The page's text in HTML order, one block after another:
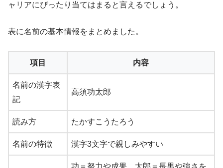
ャリアにぴったり当てはまると言えるでしょう。
表に名前の基本情報をまとめました。
項目 内容
名前の漢字表
記
高須功太郎
読み方 たかすこうたろう
名前の特徴 漢字3文字で親しみやすい
功＝努力や成果、太郎＝長男や強さを